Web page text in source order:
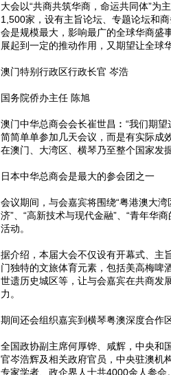
大会以“共商共筑华商，命运共同体”为
1,500家，设有主旨论坛、专题论坛和
会是规模最大，影响最广的全球华商盛
展起到一定的推动作用，又期望让全球
澳门特别行政区行政长官 岑浩
国务院侨办主任 陈旭
澳门中华总商会会长崔世昌︰“我们期
简简单单参加几天会议，而是有实际成
在澳门、大湾区、横琴乃至整个国家发
日本中华总商会是最大的参会团之一
会议期间，与会嘉宾将围绕“粤港澳大
济”、“高新技术与现代金融”、“青年华
活动。
据介绍，本届大会不仅设有开幕式、主
门独特的文旅体育元素，包括美高梅啤
世遗历史城区等，让与会嘉宾在共商发
力。
期间还会组织嘉宾到横琴粤澳深度合作
全国政协副主席何厚铧、咸辉，中央和
官岑浩辉及相关政府官员，中央驻澳机
专家学者、政企界人士共4000余人参会。